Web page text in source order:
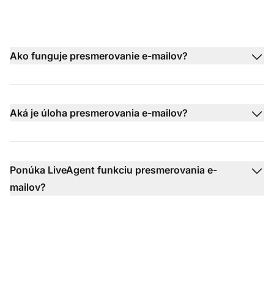
Ako funguje presmerovanie e-mailov?
Aká je úloha presmerovania e-mailov?
Ponúka LiveAgent funkciu presmerovania e-
mailov?